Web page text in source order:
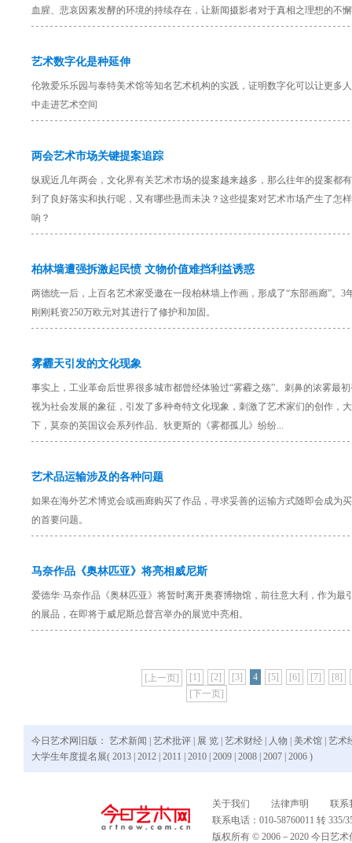
血腥、悲哀因素发酵的环境的持续存在，让新闻摄影者对于真相之理想的不
艺术数字化是种延伸
伦敦爱乐乐园与泰特美术馆等知名艺术机构的实践，证明数字化可以让更多
中走进艺术空间
两会艺术市场关键提案追踪
纵观近几年两会，文化界有关艺术市场的提案越来越多，那么往年的提案都
到了良好落实和执行呢，又有哪些悬而未决？这些提案对艺术市场产生了怎
响？
柏林墙遭强拆激起民愤 文物价值难挡利益诱惑
两德统一后，上百名艺术家受邀在一段柏林墙上作画，形成了“东部画廊”。3
刚刚耗资250万欧元对其进行了修护和加固。
雾霾天引发的文化现象
事实上，工业革命后世界很多城市都曾经体验过“雾霾之殇”。刺鼻的浓雾最
视为社会发展的象征，引发了多种奇特文化现象，刺激了艺术家们的创作，
下，莫奈的英国议会系列作品、狄更斯的《雾都孤儿》纷纷...
艺术品运输涉及的各种问题
如果在海外艺术博览会或画廊购买了作品，寻求妥善的运输方式随即会成为
的首要问题。
马奈作品《奥林匹亚》将亮相威尼斯
爱德华·马奈作品《奥林匹亚》将暂时离开奥赛博物馆，前往意大利，作为最
的展品，在即将于威尼斯总督宫举办的展览中亮相。
[上一页] [1] [2] [3] 4 [5] [6] [7]
[8]
[下一页]
今日艺术网旧版： 艺术新闻 艺术批评 展 览 艺术财经 人物 美术馆 艺术
大学生年度提名展( 2013 2012 2011 2010 2009 2008 2007 2006 )
关于我们 法律声明
联系
联系电话：010-58760011 转
版权所有 © 2006－2020 今日艺